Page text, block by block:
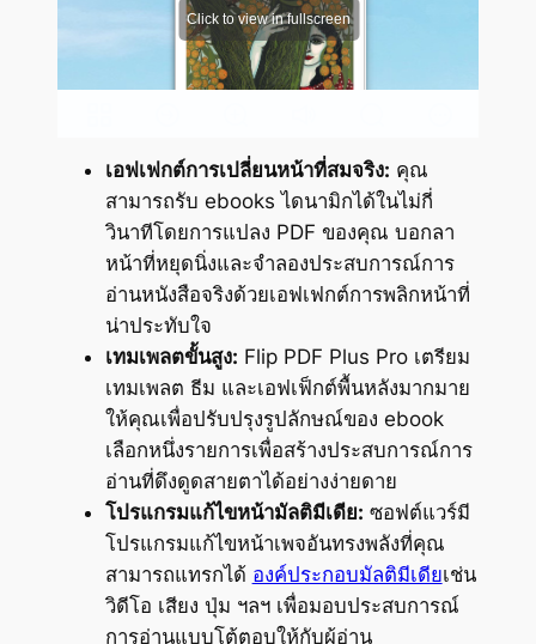
เอฟเฟกต์การเปลี่ยนหน้าที่สมจริง: คุณ
สามารถรับ ebooks ไดนามิกได้ในไม่กี่
วินาทีโดยการแปลง PDF ของคุณ บอกลา
หน้าที่หยุดนิ่งและจำลองประสบการณ์การ
อ่านหนังสือจริงด้วยเอฟเฟกต์การพลิกหน้าที่
น่าประทับใจ
เทมเพลตขั้นสูง: Flip PDF Plus Pro เตรียม
เทมเพลต ธีม และเอฟเฟ็กต์พื้นหลังมากมาย
ให้คุณเพื่อปรับปรุงรูปลักษณ์ของ ebook
เลือกหนึ่งรายการเพื่อสร้างประสบการณ์การ
อ่านที่ดึงดูดสายตาได้อย่างง่ายดาย
โปรแกรมแก้ไขหน้ามัลติมีเดีย: ซอฟต์แวร์มี
โปรแกรมแก้ไขหน้าเพจอันทรงพลังที่คุณ
สามารถแทรกได้ องค์ประกอบมัลติมีเดียเช่น
วิดีโอ เสียง ปุ่ม ฯลฯ เพื่อมอบประสบการณ์
การอ่านแบบโต้ตอบให้กับผู้อ่าน